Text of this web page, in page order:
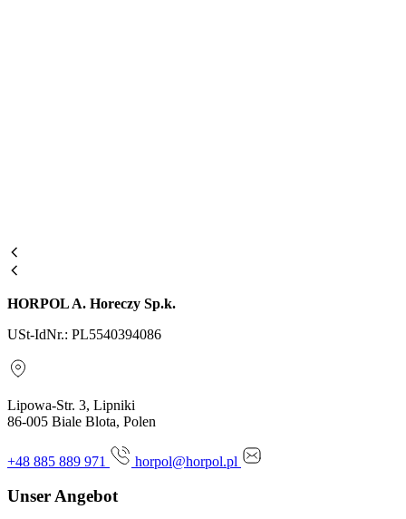
HORPOL A. Horeczy Sp.k.
USt-IdNr.: PL5540394086
Lipowa-Str. 3, Lipniki
86-005 Biale Blota, Polen
+48 885 889 971 horpol@horpol.pl
Unser Angebot